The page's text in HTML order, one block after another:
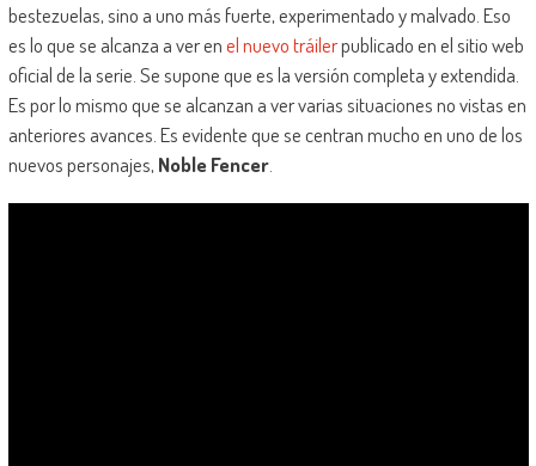
bestezuelas, sino a uno más fuerte, experimentado y malvado. Eso
es lo que se alcanza a ver enel nuevo tráilerpublicado en el sitio web
oficial de la serie. Se supone que es la versión completa y extendida.
Es por lo mismo que se alcanzan a ver varias situaciones no vistas en
anteriores avances. Es evidente que se centran mucho en uno de los
nuevos personajes, Noble Fencer.